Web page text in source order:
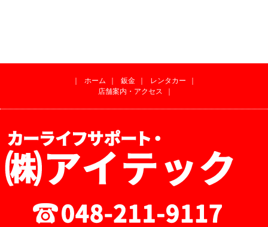
｜ ホーム ｜ 鈑金 ｜ レンタカー
｜
店舗案内・アクセス
｜